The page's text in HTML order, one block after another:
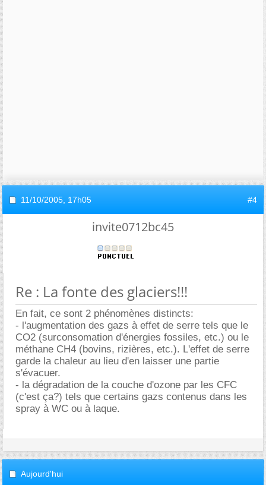
11/10/2005, 17h05 #4
invite0712bc45
Re : La fonte des glaciers!!!
En fait, ce sont 2 phénomènes distincts:
- l'augmentation des gazs à effet de serre tels que le
CO2 (surconsomation d'énergies fossiles, etc.) ou le
méthane CH4 (bovins, rizières, etc.). L'effet de serre
garde la chaleur au lieu d'en laisser une partie
s'évacuer.
- la dégradation de la couche d'ozone par les CFC
(c'est ça?) tels que certains gazs contenus dans les
spray à WC ou à laque.
Aujourd'hui